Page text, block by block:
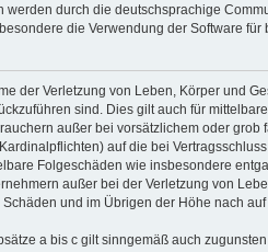
durch die deutschsprachige
die Verwendung der Software
der Verletzung von Leben, Körper und
sind. Dies gilt auch für
außer bei vorsätzlichem oder
auf die bei
Folgeschäden wie insbesondere
außer bei der Verletzung von
und im Übrigen der Höhe nach
a bis c gilt sinngemäß auch